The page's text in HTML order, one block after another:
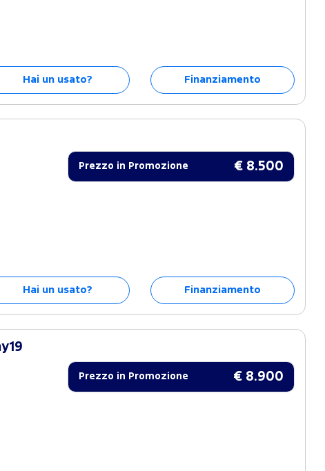
Hai un usato? Finanziamento
Prezzo in Promozione € 8.500
Hai un usato? Finanziamento
Prezzo in Promozione € 8.900